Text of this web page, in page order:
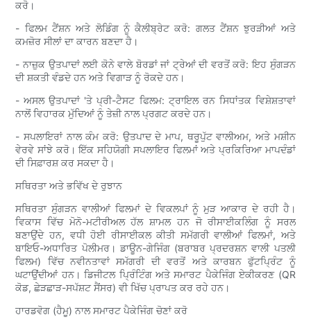
ਕਰੋ।
- ਫਿਲਮ ਟੈਂਸ਼ਨ ਅਤੇ ਲੋਡਿੰਗ ਨੂੰ ਕੈਲੀਬ੍ਰੇਟ ਕਰੋ: ਗਲਤ ਟੈਂਸ਼ਨ ਝੁਰੜੀਆਂ ਅਤੇ
ਕਮਜ਼ੋਰ ਸੀਲਾਂ ਦਾ ਕਾਰਨ ਬਣਦਾ ਹੈ।
- ਨਾਜ਼ੁਕ ਉਤਪਾਦਾਂ ਲਈ ਕੋਨੇ ਵਾਲੇ ਬੋਰਡਾਂ ਜਾਂ ਟ੍ਰੇਆਂ ਦੀ ਵਰਤੋਂ ਕਰੋ: ਇਹ ਸੁੰਗੜਨ
ਦੀ ਸ਼ਕਤੀ ਵੰਡਦੇ ਹਨ ਅਤੇ ਵਿਗਾੜ ਨੂੰ ਰੋਕਦੇ ਹਨ।
- ਅਸਲ ਉਤਪਾਦਾਂ 'ਤੇ ਪ੍ਰੀ-ਟੈਸਟ ਫਿਲਮ: ਟ੍ਰਾਇਲ ਰਨ ਸਿਧਾਂਤਕ ਵਿਸ਼ੇਸ਼ਤਾਵਾਂ
ਨਾਲੋਂ ਵਿਹਾਰਕ ਮੁੱਦਿਆਂ ਨੂੰ ਤੇਜ਼ੀ ਨਾਲ ਪ੍ਰਗਟ ਕਰਦੇ ਹਨ।
- ਸਪਲਾਇਰਾਂ ਨਾਲ ਕੰਮ ਕਰੋ: ਉਤਪਾਦ ਦੇ ਮਾਪ, ਥਰੂਪੁੱਟ ਵਾਲੀਅਮ, ਅਤੇ ਮਸ਼ੀਨ
ਵੇਰਵੇ ਸਾਂਝੇ ਕਰੋ। ਇੱਕ ਸਹਿਯੋਗੀ ਸਪਲਾਇਰ ਫਿਲਮਾਂ ਅਤੇ ਪ੍ਰਕਿਰਿਆ ਮਾਪਦੰਡਾਂ
ਦੀ ਸਿਫ਼ਾਰਸ਼ ਕਰ ਸਕਦਾ ਹੈ।
ਸਥਿਰਤਾ ਅਤੇ ਭਵਿੱਖ ਦੇ ਰੁਝਾਨ
ਸਥਿਰਤਾ ਸੁੰਗੜਨ ਵਾਲੀਆਂ ਫਿਲਮਾਂ ਦੇ ਵਿਕਲਪਾਂ ਨੂੰ ਮੁੜ ਆਕਾਰ ਦੇ ਰਹੀ ਹੈ।
ਵਿਕਾਸ ਵਿੱਚ ਮੋਨੋ-ਮਟੀਰੀਅਲ ਹੱਲ ਸ਼ਾਮਲ ਹਨ ਜੋ ਰੀਸਾਈਕਲਿੰਗ ਨੂੰ ਸਰਲ
ਬਣਾਉਂਦੇ ਹਨ, ਵਧੀ ਹੋਈ ਰੀਸਾਈਕਲ ਕੀਤੀ ਸਮੱਗਰੀ ਵਾਲੀਆਂ ਫਿਲਮਾਂ, ਅਤੇ
ਬਾਇਓ-ਅਧਾਰਿਤ ਪੋਲੀਮਰ। ਡਾਊਨ-ਗੇਜਿੰਗ (ਬਰਾਬਰ ਪ੍ਰਦਰਸ਼ਨ ਵਾਲੀ ਪਤਲੀ
ਫਿਲਮ) ਵਿੱਚ ਨਵੀਨਤਾਵਾਂ ਸਮੱਗਰੀ ਦੀ ਵਰਤੋਂ ਅਤੇ ਕਾਰਬਨ ਫੁੱਟਪ੍ਰਿੰਟ ਨੂੰ
ਘਟਾਉਂਦੀਆਂ ਹਨ। ਡਿਜੀਟਲ ਪ੍ਰਿੰਟਿੰਗ ਅਤੇ ਸਮਾਰਟ ਪੈਕੇਜਿੰਗ ਏਕੀਕਰਣ (QR
ਕੋਡ, ਛੇੜਛਾੜ-ਸਪੱਸ਼ਟ ਸੈਂਸਰ) ਵੀ ਖਿੱਚ ਪ੍ਰਾਪਤ ਕਰ ਰਹੇ ਹਨ।
ਹਾਰਡਵੋਗ (ਹੈਮੂ) ਨਾਲ ਸਮਾਰਟ ਪੈਕੇਜਿੰਗ ਚੋਣਾਂ ਕਰੋ